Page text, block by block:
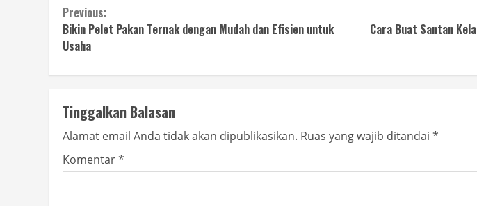
Continue
Reading
Previous:
Bikin Pelet Pakan Ternak dengan Mudah dan Efisien untuk
Usaha
Cara Buat Santan
Tinggalkan Balasan
Alamat email Anda tidak akan dipublikasikan. Ruas yang wajib ditandai *
Komentar*